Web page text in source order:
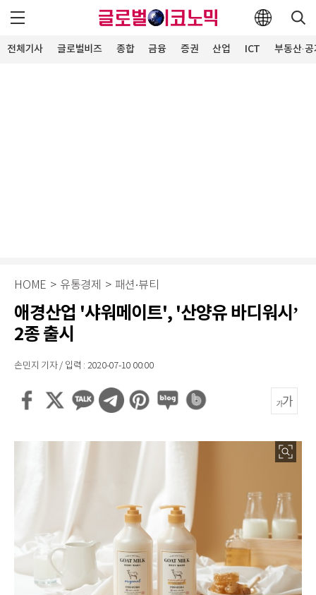
전체기사 글로벌비즈 종합 금융 증권 산업 ICT 부동산·
HOME > 유통경제 > 패션∙뷰티
애경산업 '샤워메이트', '산양유 바디워시’
2종 출시
손민지 기자 / 입력 : 2020-07-10 00:00